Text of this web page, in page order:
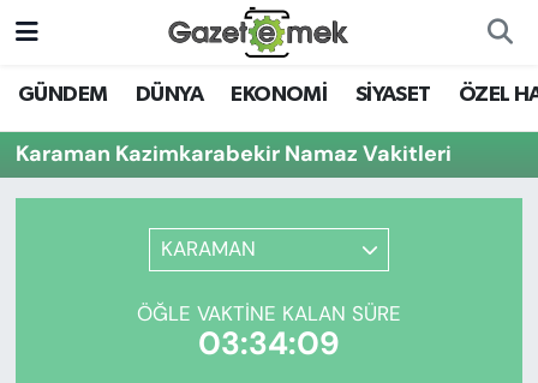
GÜNDEM DÜNYA EKONOMİ SİYASET ÖZEL
Karaman Kazimkarabekir Namaz Vakitleri
KARAMAN
ÖĞLE VAKTINE KALAN SÜRE
03:34:09
DÜNYA
EKONOMİ
YENİ MEDYADA EMEK
GAZETECİLİĞİNİ GELİŞTİRMEK
Nöbetçi Eczaneler
Hava Durumu
Trafik Durumu
Süper Lig Puan Durumu ve Fikstür